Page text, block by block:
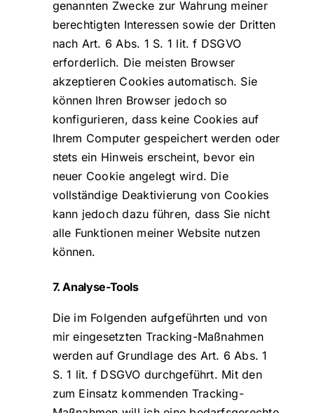
genannten Zwecke zur Wahrung meiner
berechtigten Interessen sowie der Dritten
nach Art. 6 Abs. 1 S. 1 lit. f DSGVO
erforderlich. Die meisten Browser
akzeptieren Cookies automatisch. Sie
können Ihren Browser jedoch so
konfigurieren, dass keine Cookies auf
Ihrem Computer gespeichert werden oder
stets ein Hinweis erscheint, bevor ein
neuer Cookie angelegt wird. Die
vollständige Deaktivierung von Cookies
kann jedoch dazu führen, dass Sie nicht
alle Funktionen meiner Website nutzen
können.
7. Analyse-Tools
Die im Folgenden aufgeführten und von
mir eingesetzten Tracking-Maßnahmen
werden auf Grundlage des Art. 6 Abs. 1
S. 1 lit. f DSGVO durchgeführt. Mit den
zum Einsatz kommenden Tracking-